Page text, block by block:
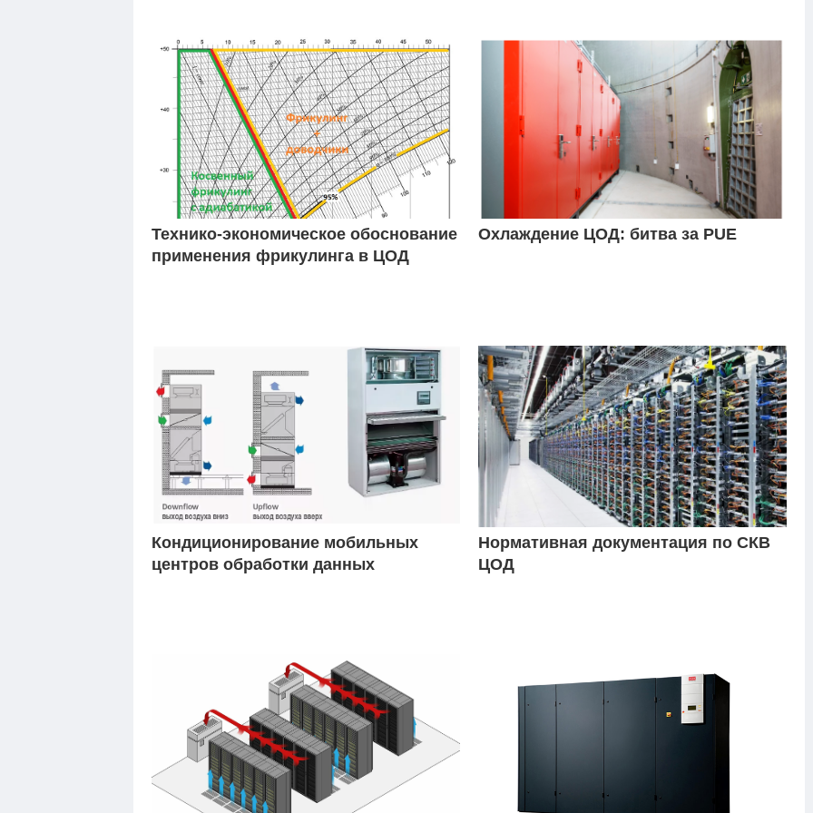
Технико-экономическое обоснование
применения фрикулинга в ЦОД
Охлаждение ЦОД: битва за PUE
Кондиционирование мобильных
центров обработки данных
Нормативная документация по СКВ
ЦОД